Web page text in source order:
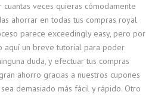
veces quieras cómodamente
ahorrar en todas tus compras royal
parece exceedingly easy, pero por
aquí un breve tutorial para poder
duda, y efectuar tus compras
ahorro gracias a nuestros cupones
demasiado más fácil y rápido. Otro